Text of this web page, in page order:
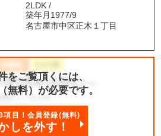
2LDK /
築年月1977/9
名古屋市中区正木１丁目
をご覧頂くには、
無料）が必要です。
項目！会員登録(無料)
しを外す！